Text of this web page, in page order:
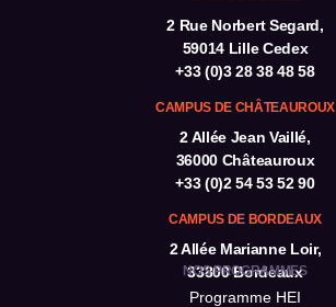
2 Rue Norbert Segard,
59014 Lille Cedex
+33 (0)3 28 38 48 58
CAMPUS DE CHÂTEAUROUX
2 Allée Jean Vaillé,
36000 Châteauroux
+33 (0)2 54 53 52 90
CAMPUS DE BORDEAUX
2 Allée Marianne Loir,
33800 Bordeaux
NOS PROGRAMMES
Programme HEI